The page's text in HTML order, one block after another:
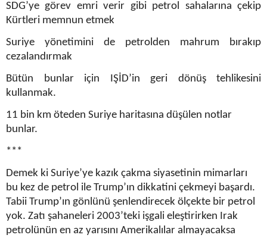
SDG’ye görev emri verir gibi petrol sahalarına çekip
Kürtleri memnun etmek
Suriye yönetimini de petrolden mahrum bırakıp
cezalandırmak
Bütün bunlar için IŞİD’in geri dönüş tehlikesini
kullanmak.
11 bin km öteden Suriye haritasına düşülen notlar
bunlar.
***
Demek ki Suriye’ye kazık çakma siyasetinin mimarları
bu kez de petrol ile Trump’ın dikkatini çekmeyi başardı.
Tabii Trump’ın gönlünü şenlendirecek ölçekte bir petrol
yok. Zatı şahaneleri 2003’teki işgali eleştirirken Irak
petrolünün en az yarısını Amerikalılar almayacaksa